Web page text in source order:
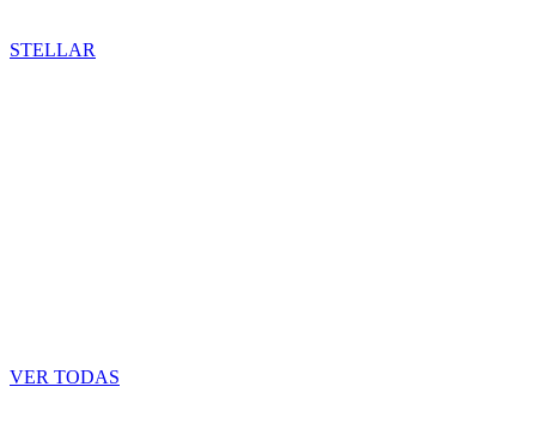
STELLAR
VER TODAS